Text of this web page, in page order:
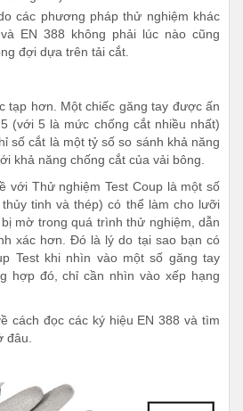
các phương pháp thử nghiệm khác
EN 388 không phải lúc nào cũng
đợi dựa trên tải cắt.
tạp hơn. Một chiếc găng tay được ấn
(với 5 là mức chống cắt nhiều nhất)
số cắt là một tỷ số so sánh khả năng
khả năng chống cắt của vải bông.
với Thử nghiệm Test Coup là một số
tinh và thép) có thể làm cho lưỡi
mờ trong quá trình thử nghiệm, dẫn
xác hơn. Đó là lý do tại sao bạn có
Test khi nhìn vào một số găng tay
hợp đó, chỉ cần nhìn vào xếp hạng
cách đọc các ký hiệu EN 388 và tìm
đâu.